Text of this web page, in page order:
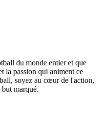
du monde entier et que
la passion qui animent ce
soyez au cœur de l'action,
marqué.